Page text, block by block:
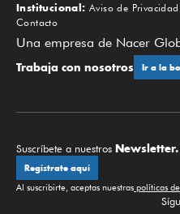
Institucional: Aviso de Privacidad
Contacto
Una empresa de Nacer
Trabaja con nosotros Ir a la
Suscríbete a nuestros Newsletter.
Regístrate aquí
Al suscribirte, aceptas nuestras políticas